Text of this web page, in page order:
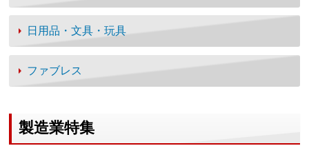
日用品・文具・玩具
ファブレス
製造業特集